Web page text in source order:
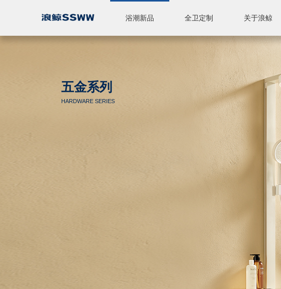
浴潮新品 全卫定制 关于浪鲸
品牌简介
品牌实力
新闻中心
五金系列
HARDWARE SERIES